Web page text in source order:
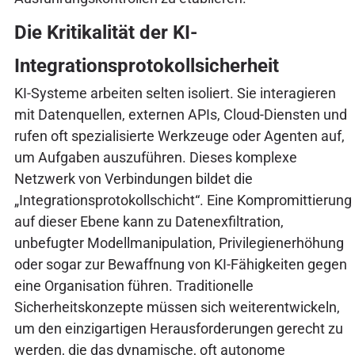
Die Kritikalität der KI-
Integrationsprotokollsicherheit
KI-Systeme arbeiten selten isoliert. Sie interagieren
mit Datenquellen, externen APIs, Cloud-Diensten und
rufen oft spezialisierte Werkzeuge oder Agenten auf,
um Aufgaben auszuführen. Dieses komplexe
Netzwerk von Verbindungen bildet die
„Integrationsprotokollschicht“. Eine Kompromittierung
auf dieser Ebene kann zu Datenexfiltration,
unbefugter Modellmanipulation, Privilegienerhöhung
oder sogar zur Bewaffnung von KI-Fähigkeiten gegen
eine Organisation führen. Traditionelle
Sicherheitskonzepte müssen sich weiterentwickeln,
um den einzigartigen Herausforderungen gerecht zu
werden, die das dynamische, oft autonome